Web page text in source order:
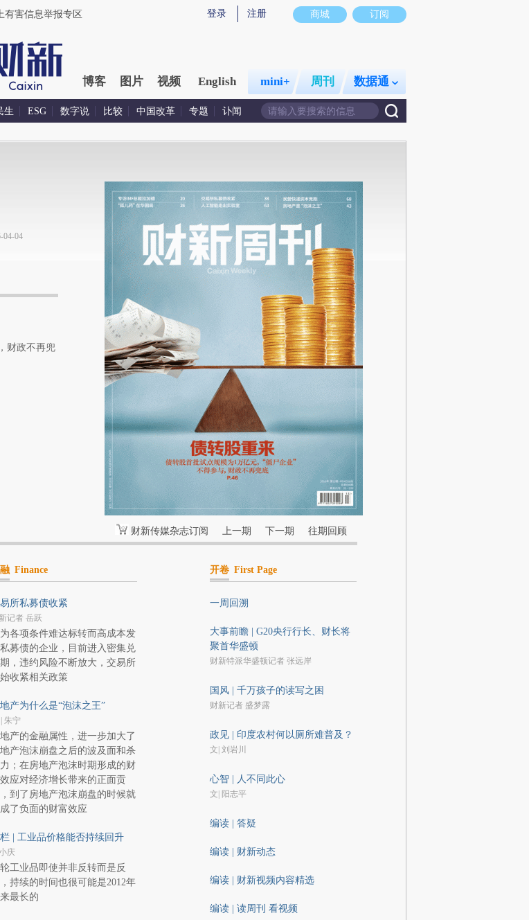
商城 订阅
登录 注册
有害信息举报专区
博客 图片 视频 English mini+ 周刊 数据通
生 ESG 数字说 比较 中国改革 专题 讣闻
04-04
财政不再兜
财新传媒杂志订阅 上一期 下一期 往期回顾
Finance
所私募债收紧
记者 岳跃
各项条件难达标转而高成本发
募债的企业，目前进入密集兑
，违约风险不断放大，交易所
收紧相关政策
产为什么是“泡沫之王”
朱宁
产的金融属性，进一步加大了
产泡沫崩盘之后的波及面和杀
；在房地产泡沫时期形成的财
应对经济增长带来的正面贡
到了房地产泡沫崩盘的时候就
了负面的财富效应
| 工业品价格能否持续回升
庆
工业品即使并非反转而是反
持续的时间也很可能是2012年
最长的
开卷 First Page
一周回溯
大事前瞻 | G20央行行长、财长将
聚首华盛顿
财新特派华盛顿记者 张远岸
国风 | 千万孩子的读写之困
财新记者 盛梦露
政见 | 印度农村何以厕所难普及？
文| 刘岩川
心智 | 人不同此心
文| 阳志平
编读 | 答疑
编读 | 财新动态
编读 | 财新视频内容精选
编读 | 读周刊 看视频